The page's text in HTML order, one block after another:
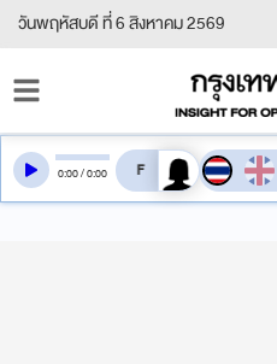
วันพฤหัสบดี ที่ 6 สิงหาคม 2569
0:00/0:00 สลับเสียงอ่าน